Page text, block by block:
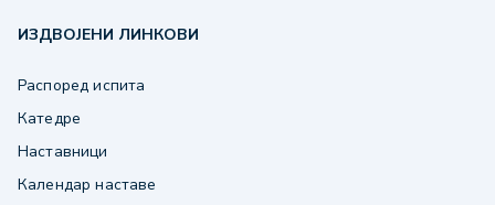
ИЗДВОЈЕНИ ЛИНКОВИ
Распоред испита
Катедре
Наставници
Календар наставе